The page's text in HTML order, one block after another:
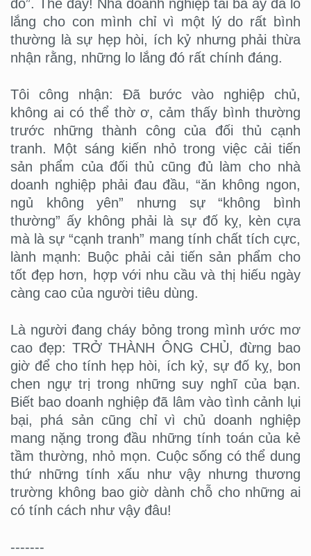
đó”. Thế đấy! Nhà doanh nghiệp tài ba ấy đã lo
lắng cho con mình chỉ vì một lý do rất bình
thường là sự hẹp hòi, ích kỷ nhưng phải thừa
nhận rằng, những lo lắng đó rất chính đáng.
Tôi công nhận: Đã bước vào nghiệp chủ,
không ai có thể thờ ơ, cảm thấy bình thường
trước những thành công của đối thủ cạnh
tranh. Một sáng kiến nhỏ trong việc cải tiến
sản phẩm của đối thủ cũng đủ làm cho nhà
doanh nghiệp phải đau đầu, “ăn không ngon,
ngủ không yên” nhưng sự “không bình
thường” ấy không phải là sự đố kỵ, kèn cựa
mà là sự “cạnh tranh” mang tính chất tích cực,
lành mạnh: Buộc phải cải tiến sản phẩm cho
tốt đẹp hơn, hợp với nhu cầu và thị hiếu ngày
càng cao của người tiêu dùng.
Là người đang cháy bỏng trong mình ước mơ
cao đẹp: TRỞ THÀNH ÔNG CHỦ, đừng bao
giờ để cho tính hẹp hòi, ích kỷ, sự đố kỵ, bon
chen ngự trị trong những suy nghĩ của bạn.
Biết bao doanh nghiệp đã lâm vào tình cảnh lụi
bại, phá sản cũng chỉ vì chủ doanh nghiệp
mang nặng trong đầu những tính toán của kẻ
tầm thường, nhỏ mọn. Cuộc sống có thể dung
thứ những tính xấu như vậy nhưng thương
trường không bao giờ dành chỗ cho những ai
có tính cách như vậy đâu!
-------